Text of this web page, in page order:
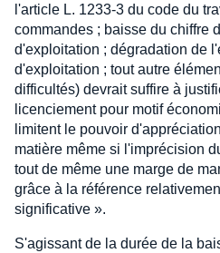
l'article L. 1233-3 du code du
commandes ; baisse du chiffre
d'exploitation ; dégradation de
d'exploitation ; tout autre
difficultés) devrait suffire à
licenciement pour motif
limitent le pouvoir
matière même si l'imprécision
tout de même une marge de
grâce à la référence
significative ».
S'agissant de la durée de la